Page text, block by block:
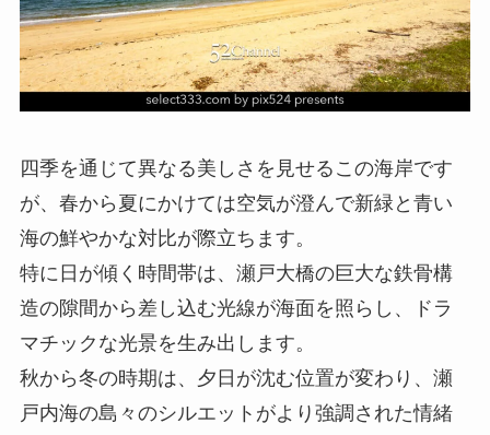
四季を通じて異なる美しさを見せるこの海岸です
が、春から夏にかけては空気が澄んで新緑と青い
海の鮮やかな対比が際立ちます。
特に日が傾く時間帯は、瀬戸大橋の巨大な鉄骨構
造の隙間から差し込む光線が海面を照らし、ドラ
マチックな光景を生み出します。
秋から冬の時期は、夕日が沈む位置が変わり、瀬
戸内海の島々のシルエットがより強調された情緒